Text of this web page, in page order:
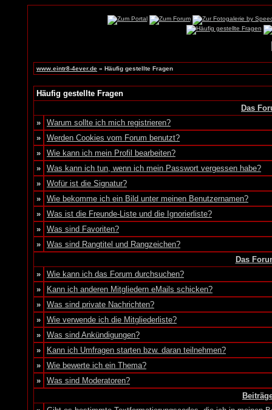
www.eintr8-4ever.de » Häufig gestellte Fragen
Häufig gestellte Fragen
Das
»
Warum sollte ich mich registrieren?
»
Werden Cookies vom Forum benutzt?
»
Wie kann ich mein Profil bearbeiten?
»
Was kann ich tun, wenn ich mein Passwort vergessen habe?
»
Wofür ist die Signatur?
»
Wie bekomme ich ein Bild unter meinen Benutzernamen?
»
Was ist die Freunde-Liste und die Ignorierliste?
»
Was sind Favoriten?
»
Was sind Rangtitel und Rangzeichen?
Das
»
Wie kann ich das Forum durchsuchen?
»
Kann ich anderen Mitgliedern eMails schicken?
»
Was sind private Nachrichten?
»
Wie verwende ich die Mitgliederliste?
»
Was sind Ankündigungen?
»
Kann ich Umfragen starten bzw. daran teilnehmen?
»
Wie bewerte ich ein Thema?
»
Was sind Moderatoren?